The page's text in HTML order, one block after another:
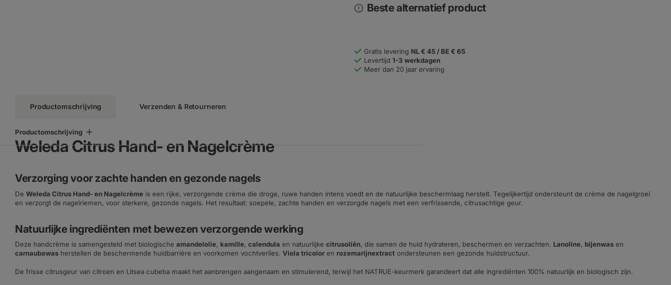
Beste alternatief product
Gratis levering NL € 45 / BE € 65
Levertijd1-3 werkdagen
Meer dan 20 jaar ervaring
Productomschrijving Verzenden & Retourneren
Productomschrijving
Weleda Citrus Hand- en Nagelcrème
Verzorging voor zachte handen en gezonde nagels
De Weleda Citrus Hand- en Nagelcrème is een rijke, verzorgende crème die droge, ruwe handen intens voedt en de natuurlijke beschermlaag herstelt. Tegelijkertijd ondersteunt de crème de nagelgroei
en verzorgt de nagelriemen, voor sterkere, gezonde nagels. Het resultaat: soepele, zachte handen en verzorgde nagels met een verfrissende, citrusachtige geur.
Natuurlijke ingrediënten met bewezen verzorgende werking
Deze handcrème is samengesteld met biologische amandelolie, kamille, calendula en natuurlijke citrusoliën, die samen de huid hydrateren, beschermen en verzachten. Lanoline, bijenwas en
carnaubawas herstellen de beschermende huidbarrière en voorkomen vochtverlies. Viola tricolor en rozemarijnextract ondersteunen een gezonde huidstructuur.
De frisse citrusgeur van citroen en Litsea cubeba maakt het aanbrengen aangenaam en stimulerend, terwijl het NATRUE-keurmerk garandeert dat alle ingrediënten 100% natuurlijk en biologisch zijn.